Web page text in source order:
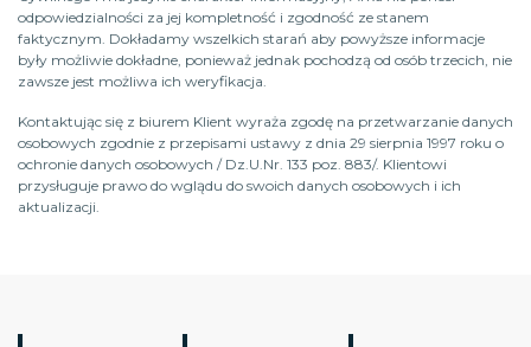
odpowiedzialności za jej kompletność i zgodność ze stanem
faktycznym. Dokładamy wszelkich starań aby powyższe informacje
były możliwie dokładne, ponieważ jednak pochodzą od osób trzecich, nie
zawsze jest możliwa ich weryfikacja.
Kontaktując się z biurem Klient wyraża zgodę na przetwarzanie danych
osobowych zgodnie z przepisami ustawy z dnia 29 sierpnia 1997 roku o
ochronie danych osobowych / Dz.U.Nr. 133 poz. 883/. Klientowi
przysługuje prawo do wglądu do swoich danych osobowych i ich
aktualizacji.